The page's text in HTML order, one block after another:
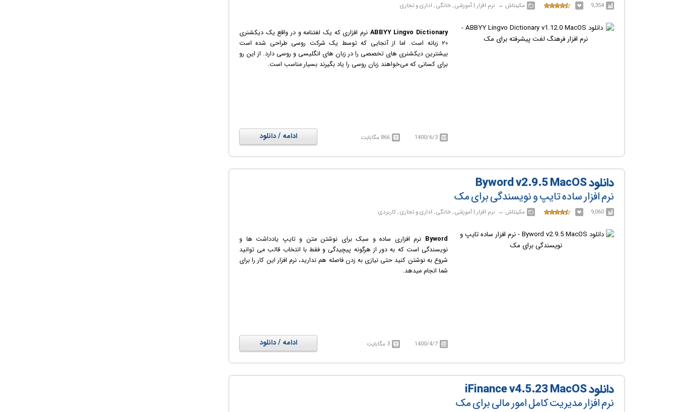
9,354 مکینتاش‎ ← ‏ نرم افزار | آموزشی , خانگی , اداری و تجاری
ABBYY Lingvo Dictionary نرم افزاری که یک لغتنامه و در واقع یک دیکشنری
۲۰ زبانه است. اما از آنجایی که توسط یک شرکت روسی طراحی شده است
بیشترین دیکشنری های تخصصی را در زبان های انگلیسی و روسی دارد. از این رو
برای کسانی که می‌خواهند زبان روسی را یاد بگیرند بسیار مناسب است.
1400/6/3 866 مگابایت ادامه / دانلود
دانلود Byword v2.9.5 MacOS
نرم افزار ساده تایپ و نویسندگی برای مک
9,060 مکینتاش‎ ← ‏ نرم افزار | آموزشی , خانگی , اداری و تجاری , کاربردی
Byword نرم افزاری ساده و سبک برای نوشتن متن و تایپ یادداشت ها و
نویسندگی است که به دور از هرگونه پیچیدگی و فقط با انتخاب قالب می توانید
شروع به نوشتن کنید حتی نیازی به زدن فاصله هم ندارید، نرم افزار این کار را برای
شما انجام میدهد.
1400/4/7 3 مگابایت ادامه / دانلود
دانلود iFinance v4.5.23 MacOS
نرم افزار مدیریت کامل امور مالی برای مک